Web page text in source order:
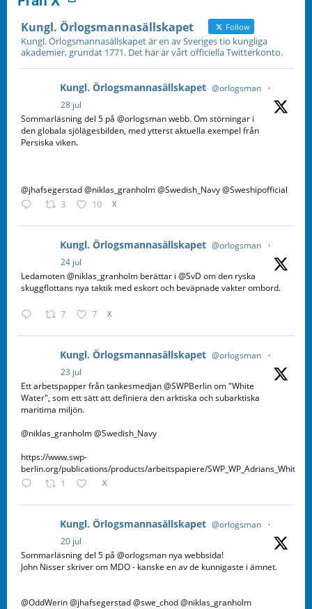
Kungl. Örlogsmannasällskapet Follow
Kungl. Örlogsmannasällskapet är en av Sveriges tio kungliga
akademier, grundat 1771. Det här är vårt officiella Twitterkonto.
Kungl. Örlogsmannasällskapet @orlogsman
·
28 jul
Sommarläsning del 5 på @orlogsman webb. Om störningar i
den globala sjölägesbilden, med ytterst aktuella exempel från
Persiska viken.
@jhafsegerstad @niklas_granholm @Swedish_Navy @Sweshipofficial
3 10 X
Kungl. Örlogsmannasällskapet @orlogsman
·
24 jul
Ledamoten @niklas_granholm berättar i @SvD om den ryska
skuggflottans nya taktik med eskort och beväpnade vakter ombord.
7 7 X
Kungl. Örlogsmannasällskapet @orlogsman
·
23 jul
Ett arbetspapper från tankesmedjan @SWPBerlin om "White
Water", som ett sätt att definiera den arktiska och subarktiska
maritima miljön.
@niklas_granholm @Swedish_Navy
https://www.swp-
berlin.org/publications/products/arbeitspapiere/
1 X
Kungl. Örlogsmannasällskapet @orlogsman
·
20 jul
Sommarläsning del 5 på @orlogsman nya webbsida!
John Nisser skriver om MDO - kanske en av de kunnigaste i ämnet.
@OddWerin @jhafsegerstad @swe_chod @niklas_granholm